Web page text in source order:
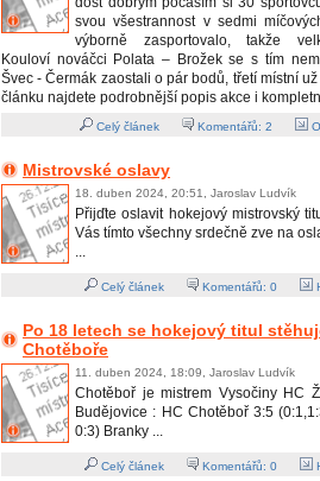
svou všestrannost v sedmi
výborně zasportovalo, takže
Kouloví nováčci Polata – Brožek se s tím
Švec - Čermák zaostali o pár bodů, třetí místní
článku najdete podrobnější popis akce i
Celý článek Komentářů: 2
Mistrovské oslavy
18. duben 2024, 20:51, Jaroslav Ludvík
Přijďte oslavit hokejový mistrovský
Vás tímto všechny srdečně zve na
...
Celý článek Komentářů: 0
Po 18 letech se hokejový titul
Chotěboře
11. duben 2024, 18:09, Jaroslav Ludvík
Chotěboř je mistrem Vysočiny HC
Budějovice : HC Chotěboř 3:5
0:3) Branky ...
Celý článek Komentářů: 0